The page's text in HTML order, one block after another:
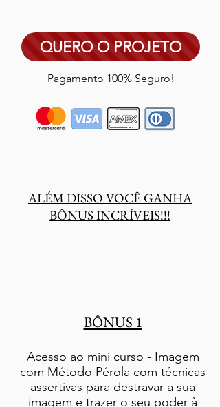
QUERO O PROJETO
Pagamento 100% Seguro!
ALÉM DISSO VOCÊ GANHA
BÔNUS INCRÍVEIS!!!
BÔNUS 1
Acesso ao mini curso - Imagem
com Método Pérola com técnicas
assertivas para destravar a sua
imagem e trazer o seu poder à